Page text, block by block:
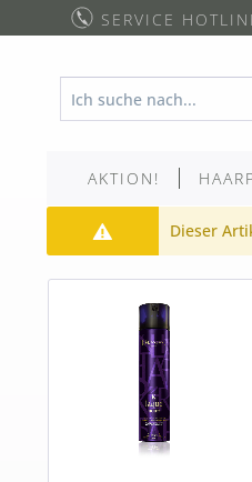
SERVICE
AKTION!
Dieser